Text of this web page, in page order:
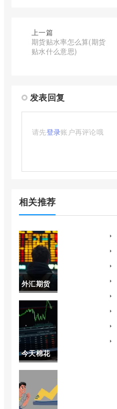
上一篇
期货贴水率怎么算(期货
贴水什么意思)
发表回复
请先登录账户再评论哦
相关推荐
外汇期货
交易中唯
一变动的
是期货的
价格(外汇
中唯一变
今天棉花
期货行情
走势图最